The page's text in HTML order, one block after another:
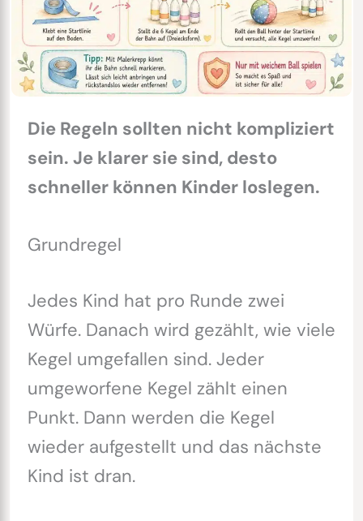
Die Regeln sollten nicht kompliziert
sein. Je klarer sie sind, desto
schneller können Kinder loslegen.
Grundregel
Jedes Kind hat pro Runde zwei
Würfe. Danach wird gezählt, wie viele
Kegel umgefallen sind. Jeder
umgeworfene Kegel zählt einen
Punkt. Dann werden die Kegel
wieder aufgestellt und das nächste
Kind ist dran.